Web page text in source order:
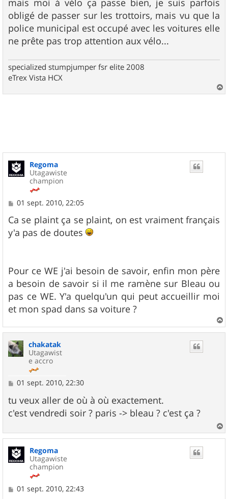
mais moi à vélo ça passe bien, je suis parfois
obligé de passer sur les trottoirs, mais vu que la
police municipal est occupé avec les voitures elle
ne prête pas trop attention aux vélo...
specialized stumpjumper fsr elite 2008
eTrex Vista HCX
a
Regoma
Utagawiste
champion
M
s
s
a
01 sept. 2010, 22:05
Ca se plaint ça se plaint, on est vraiment français
y'a pas de doutes
Pour ce WE j'ai besoin de savoir, enfin mon père
a besoin de savoir si il me ramène sur Bleau ou
pas ce WE. Y'a quelqu'un qui peut accueillir moi
et mon spad dans sa voiture ?
a
chakatak
Utagawist
e accro
M
s
s
a
e
01 sept. 2010, 22:30
tu veux aller de où à où exactement.
c'est vendredi soir ? paris -> bleau ? c'est ça ?
a
Regoma
Utagawiste
champion
M
01 sept. 2010, 22:43